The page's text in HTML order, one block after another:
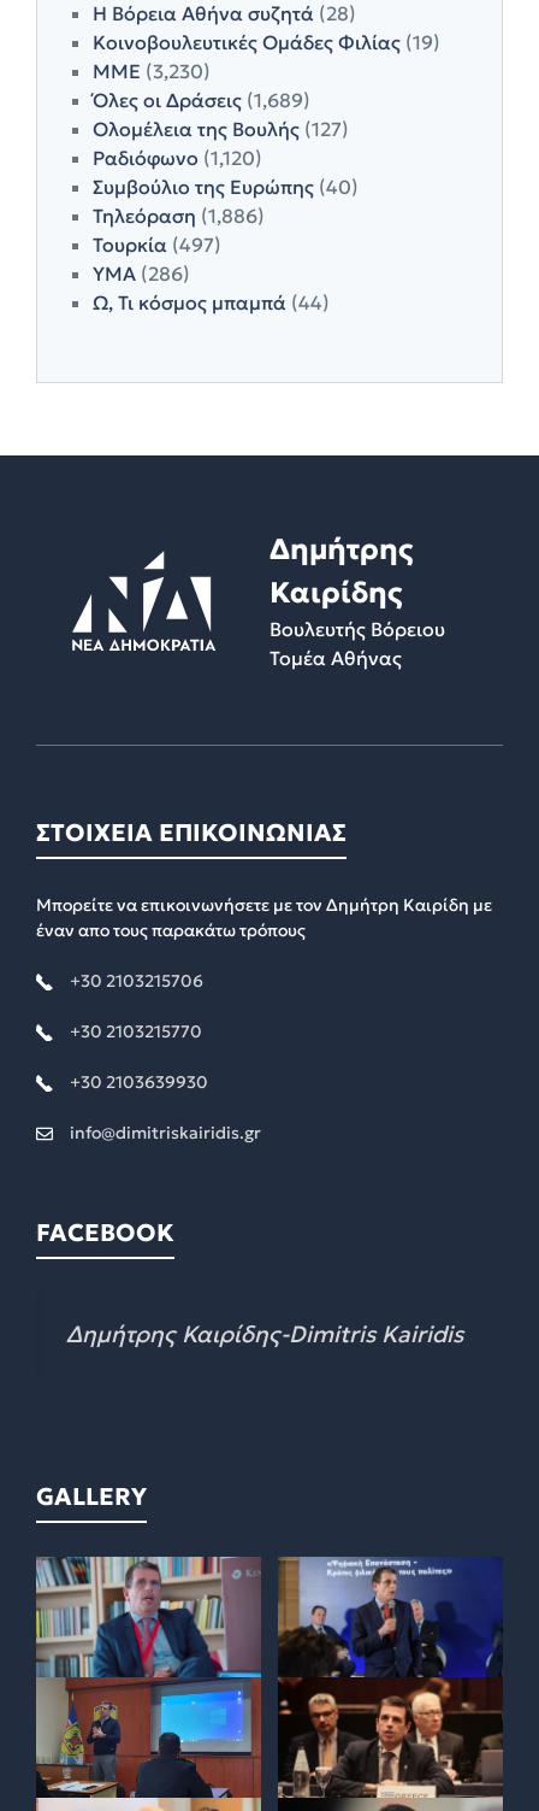
Η Βόρεια Αθήνα συζητά (28)
Κοινοβουλευτικές Ομάδες Φιλίας (19)
ΜΜΕ (3,230)
Όλες οι Δράσεις (1,689)
Ολομέλεια της Βουλής (127)
Ραδιόφωνο (1,120)
Συμβούλιο της Ευρώπης (40)
Τηλεόραση (1,886)
Τουρκία (497)
ΥΜΑ (286)
Ω, Τι κόσμος μπαμπά (44)
Δημήτρης
Καιρίδης
Βουλευτής Βόρειου
Τομέα Αθήνας
ΣΤΟΙΧΕΙΑ ΕΠΙΚΟΙΝΩΝΙΑΣ
Μπορείτε να επικοινωνήσετε με τον Δημήτρη Καιρίδη με
έναν απο τους παρακάτω τρόπους
+30 2103215706
+30 2103215770
+30 2103639930
info@dimitriskairidis.gr
FACEBOOK
Δημήτρης Καιρίδης-Dimitris Kairidis
GALLERY